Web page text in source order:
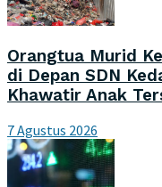
Orangtua Murid
di Depan SDN
Khawatir Anak
7 Agustus 2026